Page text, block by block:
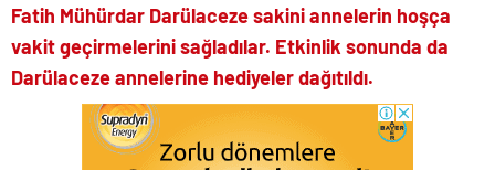
Fatih Mühürdar Darülaceze sakini annelerin hoşça
vakit geçirmelerini sağladılar. Etkinlik sonunda da
Darülaceze annelerine hediyeler dağıtıldı.